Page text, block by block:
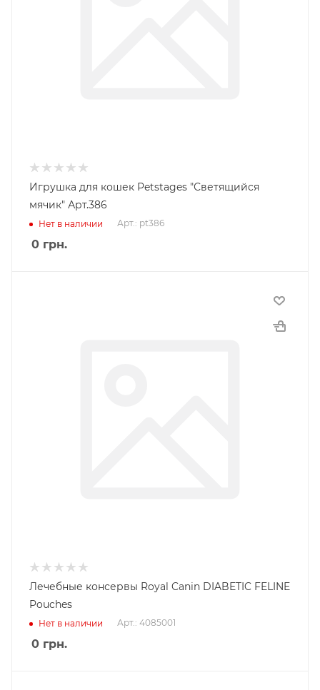
Игрушка для кошек Petstages "Светящийся
мячик" Арт.386
Нет в наличии Арт.: pt386
0 грн.
Лечебные консервы Royal Canin DIABETIC FELINE
Pouches
Нет в наличии Арт.: 4085001
0 грн.